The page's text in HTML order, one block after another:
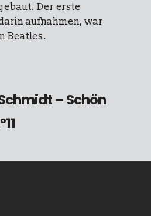
Der erste
aufnahmen, war
Beatles.
– Schön